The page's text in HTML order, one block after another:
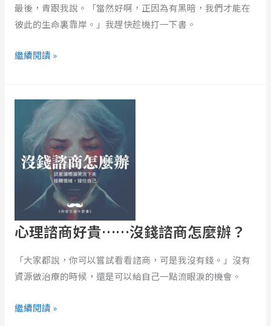
最後，青跟我說。「當然好啊，正因為有黑暗，我們才能在
彼此的生命裏靠岸。」我趕快趁機打一下書。
縫
也
很
棒
繼續閱讀 »
心理諮商好貴……沒錢諮商怎麼辦？
「大家都說，你可以嘗試看看諮商，可是我沒有錢。」沒有
資源做治療的時候，還是可以給自己一點流眼淚的機會。
商
好
諮
商
怎
麼
繼續閱讀 »